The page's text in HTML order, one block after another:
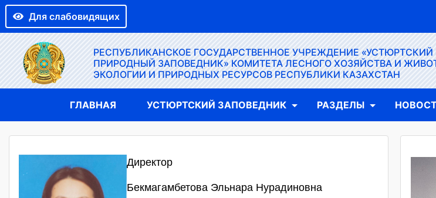
Для слабовидящих
РЕСПУБЛИКАНСКОЕ ГОСУДАРСТВЕННОЕ УЧРЕЖДЕНИЕ
ПРИРОДНЫЙ ЗАПОВЕДНИК» КОМИТЕТА ЛЕСНОГО ХОЗЯЙСТВА И
ЭКОЛОГИИ И ПРИРОДНЫХ РЕСУРСОВ РЕСПУБЛИКИ КАЗАХСТАН
ГЛАВНАЯ УСТЮРТСКИЙ ЗАПОВЕДНИК РАЗДЕЛЫ
Директор
Бекмагамбетова Эльнара Нурадиновна